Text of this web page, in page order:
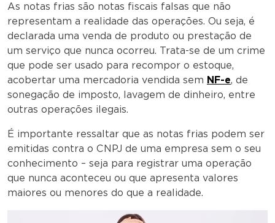
As notas frias são notas fiscais falsas que não
representam a realidade das operações. Ou seja, é
declarada uma venda de produto ou prestação de
um serviço que nunca ocorreu. Trata-se de um crime
que pode ser usado para recompor o estoque,
acobertar uma mercadoria vendida sem NF-e, de
sonegação de imposto, lavagem de dinheiro, entre
outras operações ilegais.
É importante ressaltar que as notas frias podem ser
emitidas contra o CNPJ de uma empresa sem o seu
conhecimento – seja para registrar uma operação
que nunca aconteceu ou que apresenta valores
maiores ou menores do que a realidade.